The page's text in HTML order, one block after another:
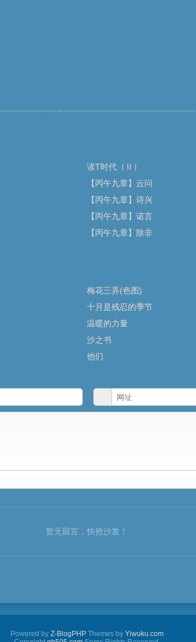
读T时代（Ⅱ）
【丙午九章】云问
【丙午九章】诗兴
【丙午九章】诺言
【丙午九章】除非
梅花三弄(色图)
十月是残忍的季节
温暖的力量
沙之书
他们
暂无留言，快抢沙发！
Powered by Z-BlogPHPThemes by Yiwuku.com